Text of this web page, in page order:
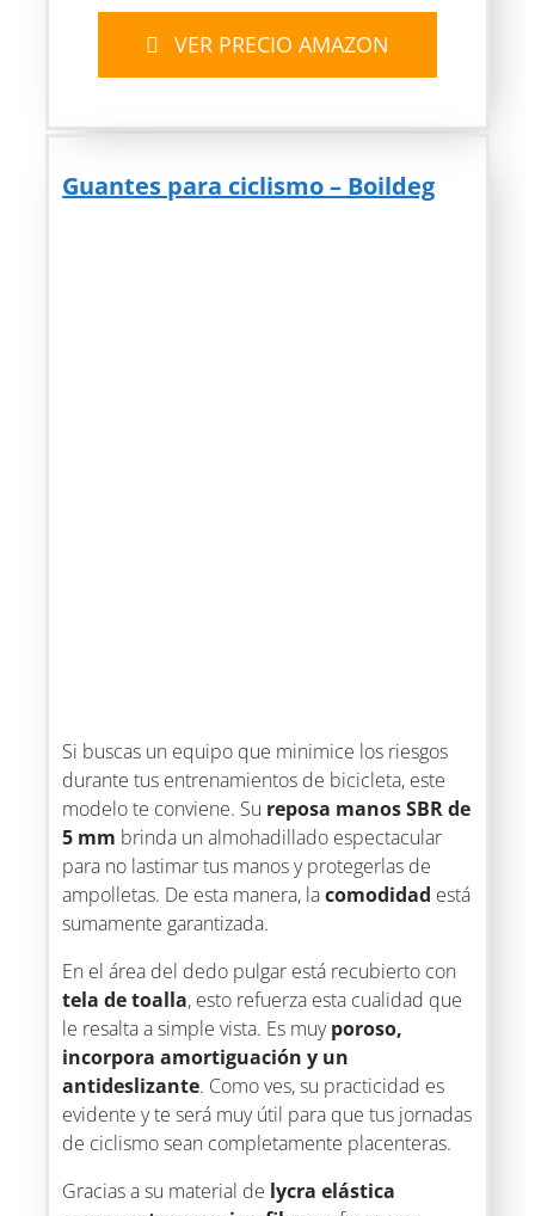
VER PRECIO AMAZON
Guantes para ciclismo – Boildeg
Si buscas un equipo que minimice los riesgos
durante tus entrenamientos de bicicleta, este
modelo te conviene. Su reposa manos SBR de
5 mm brinda un almohadillado espectacular
para no lastimar tus manos y protegerlas de
ampolletas. De esta manera, lacomodidad está
sumamente garantizada.
En el área del dedo pulgar está recubierto con
tela de toalla, esto refuerza esta cualidad que
le resalta a simple vista. Es muyporoso,
incorpora amortiguación y un
antideslizante. Como ves, su practicidad es
evidente y te será muy útil para que tus jornadas
de ciclismo sean completamente placenteras.
Gracias a su material de lycra elástica